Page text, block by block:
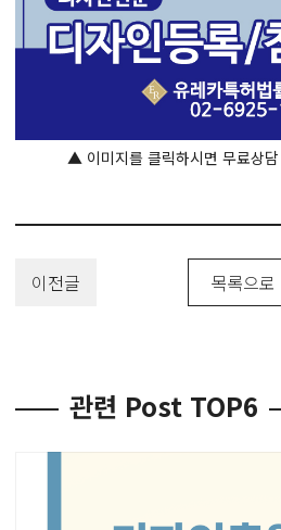
▲ 이미지를 클릭하시면 무료상
이전글 목록으로
관련 Post TOP6